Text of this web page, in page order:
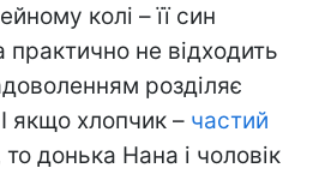
колі – її син
не відходить
розділяє
якщо хлопчик – частий
то донька Нана і чоловік